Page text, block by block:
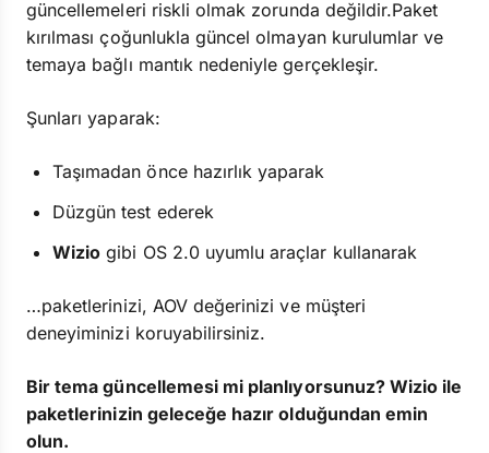
güncellemeleri riskli olmak zorunda değildir.Paket
kırılması çoğunlukla güncel olmayan kurulumlar ve
temaya bağlı mantık nedeniyle gerçekleşir.
Şunları yaparak:
Taşımadan önce hazırlık yaparak
Düzgün test ederek
Wizio gibi OS 2.0 uyumlu araçlar kullanarak
…paketlerinizi, AOV değerinizi ve müşteri
deneyiminizi koruyabilirsiniz.
Bir tema güncellemesi mi planlıyorsunuz? Wizio ile
paketlerinizin geleceğe hazır olduğundan emin
olun.